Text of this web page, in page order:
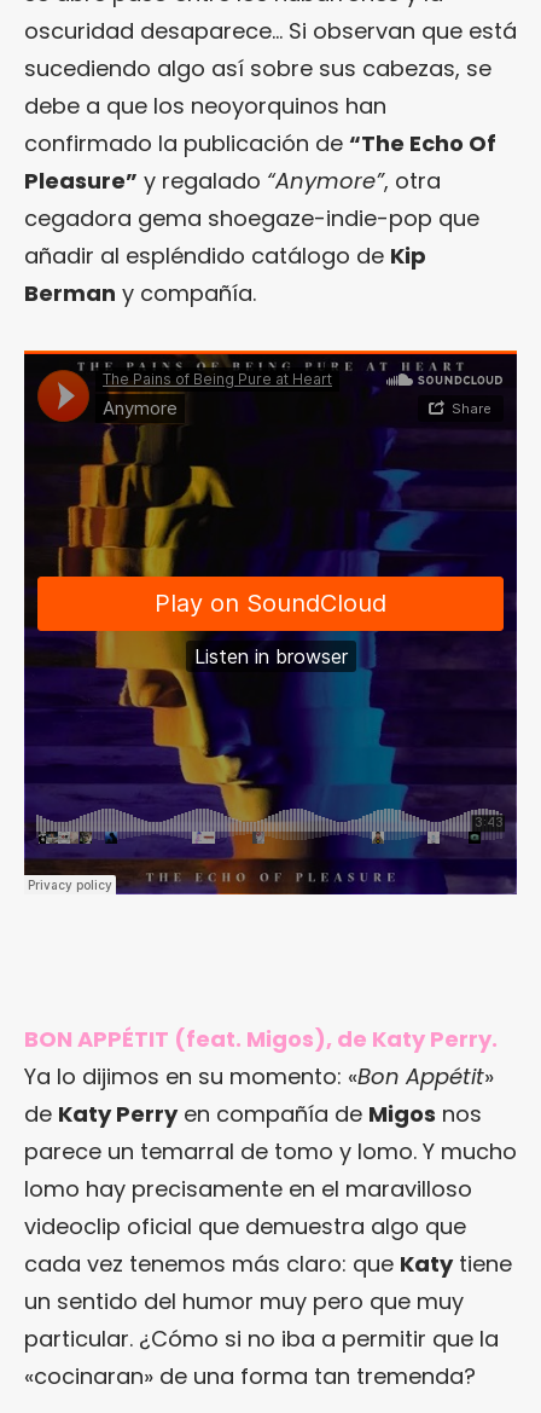
oscuridad desaparece… Si observan que está
sucediendo algo así sobre sus cabezas, se
debe a que los neoyorquinos han
confirmado la publicación de “The Echo Of
Pleasure” y regalado “Anymore”, otra
cegadora gema shoegaze-indie-pop que
añadir al espléndido catálogo de Kip
Berman y compañía.
BON APPÉTIT (feat. Migos), de Katy Perry.
Ya lo dijimos en su momento: «Bon Appétit»
de Katy Perryen compañía de Migos nos
parece un temarral de tomo y lomo. Y mucho
lomo hay precisamente en el maravilloso
videoclip oficial que demuestra algo que
cada vez tenemos más claro: que Katytiene
un sentido del humor muy pero que muy
particular. ¿Cómo si no iba a permitir que la
«cocinaran» de una forma tan tremenda?